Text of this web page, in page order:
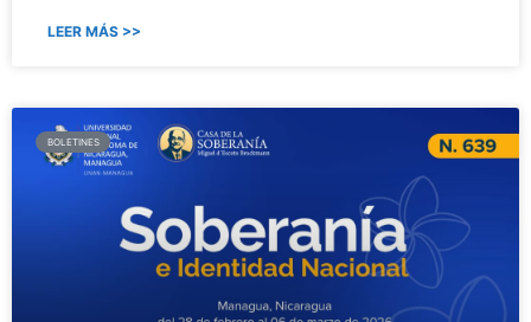
LEER MÁS >>
BOLETINES